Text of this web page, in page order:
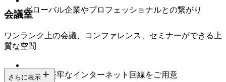
グローバル企業やプロフェッショナルとの繋がり
会議室
ワンランク上の会議、コンファレンス、セミナーができる上
質な空間
高速で堅牢なインターネット回線をご用意
さらに表示